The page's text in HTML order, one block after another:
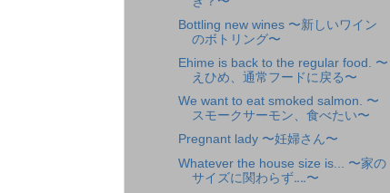
Bottling new wines 〜新しいワイン
のボトリング〜
Ehime is back to the regular food. 〜
えひめ、通常フードに戻る〜
We want to eat smoked salmon. 〜
スモークサーモン、食べたい〜
Pregnant lady 〜妊婦さん〜
Whatever the house size is... 〜家の
サイズに関わらず‥‥〜